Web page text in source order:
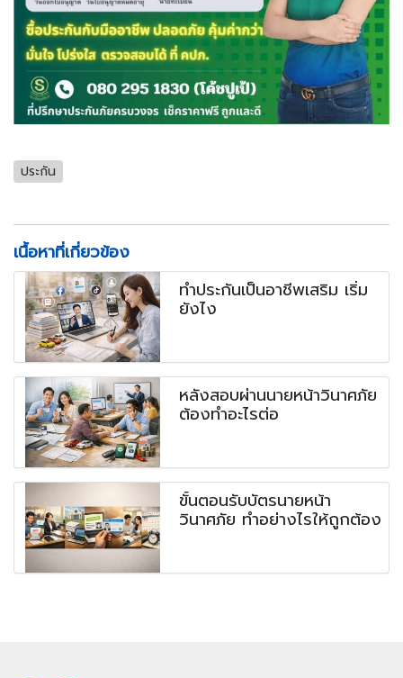
ประกัน
เนื้อหาที่เกี่ยวข้อง
ทำประกันเป็นอาชีพเสริม เริ่ม
ยังไง
หลังสอบผ่านนายหน้าวินาศภัย
ต้องทำอะไรต่อ
ขั้นตอนรับบัตรนายหน้า
วินาศภัย ทำอย่างไรให้ถูกต้อง